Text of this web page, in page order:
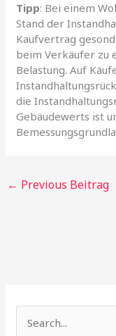
Tipp: Bei einem
Stand der
Kaufvertrag
beim Verkäufer zu
Belastung. Auf
die
Gebäudewerts ist
← Previous Beitrag